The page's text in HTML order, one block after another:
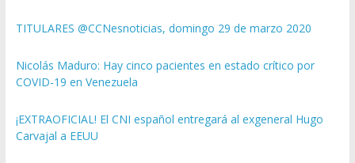
TITULARES @CCNesnoticias, domingo 29 de marzo 2020
Nicolás Maduro: Hay cinco pacientes en estado crítico por
COVID-19 en Venezuela
¡EXTRAOFICIAL! El CNI español entregará al exgeneral Hugo
Carvajal a EEUU